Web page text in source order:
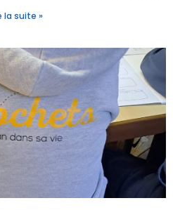
la suite »